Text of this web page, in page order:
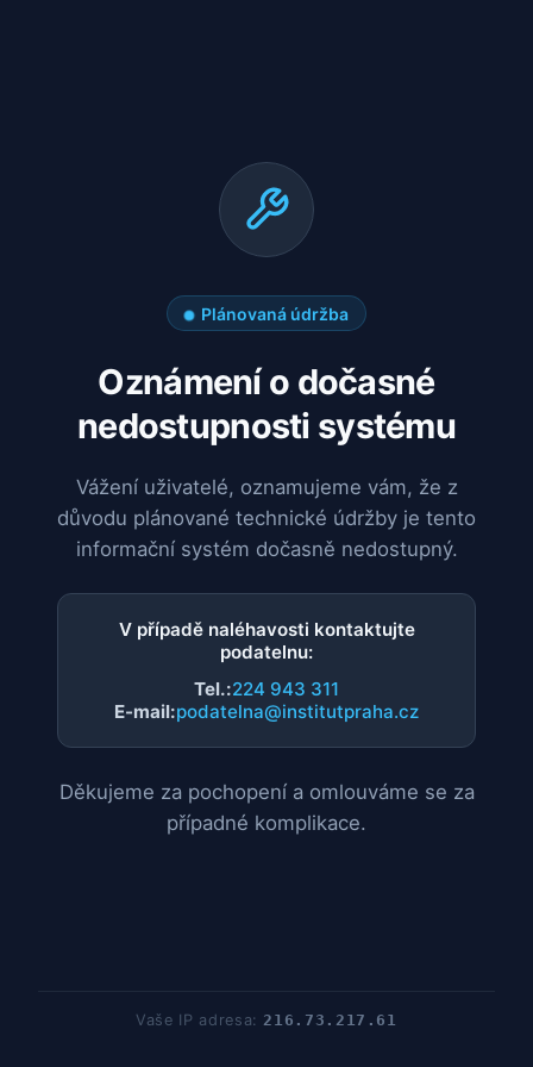
Plánovaná údržba
Oznámení o dočasné
nedostupnosti systému
Vážení uživatelé, oznamujeme vám, že z
důvodu plánované technické údržby je tento
informační systém dočasně nedostupný.
V případě naléhavosti kontaktujte
podatelnu:
Tel.:224 943 311
E-mail:podatelna@institutpraha.cz
Děkujeme za pochopení a omlouváme se za
případné komplikace.
Vaše IP adresa:216.73.217.61